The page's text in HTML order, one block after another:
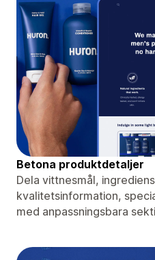
Betona produktdetaljer
Dela vittnesmål,
kvalitetsinformation,
med anpassningsbara